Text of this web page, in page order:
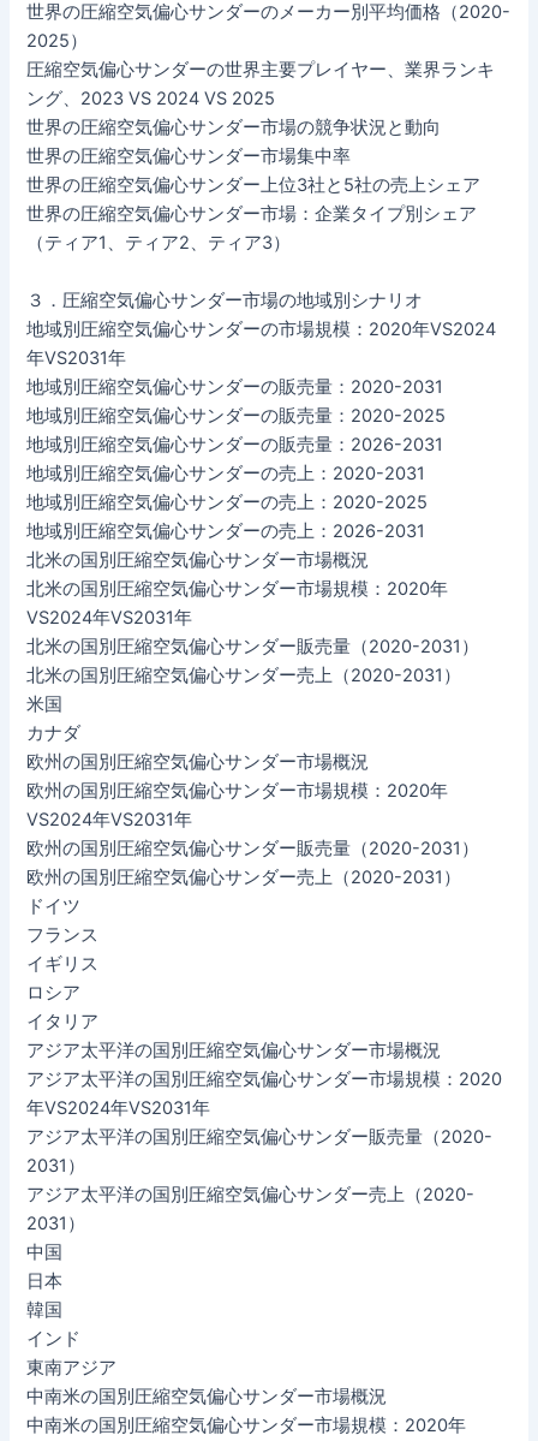
世界の圧縮空気偏心サンダーのメーカー別平均価格（2020-
2025）
圧縮空気偏心サンダーの世界主要プレイヤー、業界ランキ
ング、2023 VS 2024 VS 2025
世界の圧縮空気偏心サンダー市場の競争状況と動向
世界の圧縮空気偏心サンダー市場集中率
世界の圧縮空気偏心サンダー上位3社と5社の売上シェア
世界の圧縮空気偏心サンダー市場：企業タイプ別シェア
（ティア1、ティア2、ティア3）
３．圧縮空気偏心サンダー市場の地域別シナリオ
地域別圧縮空気偏心サンダーの市場規模：2020年VS2024
年VS2031年
地域別圧縮空気偏心サンダーの販売量：2020-2031
地域別圧縮空気偏心サンダーの販売量：2020-2025
地域別圧縮空気偏心サンダーの販売量：2026-2031
地域別圧縮空気偏心サンダーの売上：2020-2031
地域別圧縮空気偏心サンダーの売上：2020-2025
地域別圧縮空気偏心サンダーの売上：2026-2031
北米の国別圧縮空気偏心サンダー市場概況
北米の国別圧縮空気偏心サンダー市場規模：2020年
VS2024年VS2031年
北米の国別圧縮空気偏心サンダー販売量（2020-2031）
北米の国別圧縮空気偏心サンダー売上（2020-2031）
米国
カナダ
欧州の国別圧縮空気偏心サンダー市場概況
欧州の国別圧縮空気偏心サンダー市場規模：2020年
VS2024年VS2031年
欧州の国別圧縮空気偏心サンダー販売量（2020-2031）
欧州の国別圧縮空気偏心サンダー売上（2020-2031）
ドイツ
フランス
イギリス
ロシア
イタリア
アジア太平洋の国別圧縮空気偏心サンダー市場概況
アジア太平洋の国別圧縮空気偏心サンダー市場規模：2020
年VS2024年VS2031年
アジア太平洋の国別圧縮空気偏心サンダー販売量（2020-
2031）
アジア太平洋の国別圧縮空気偏心サンダー売上（2020-
2031）
中国
日本
韓国
インド
東南アジア
中南米の国別圧縮空気偏心サンダー市場概況
中南米の国別圧縮空気偏心サンダー市場規模：2020年